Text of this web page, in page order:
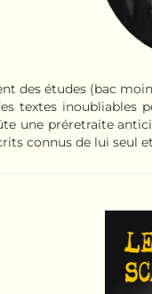
des études (bac
textes inoubliables
une préretraite
connus de lui